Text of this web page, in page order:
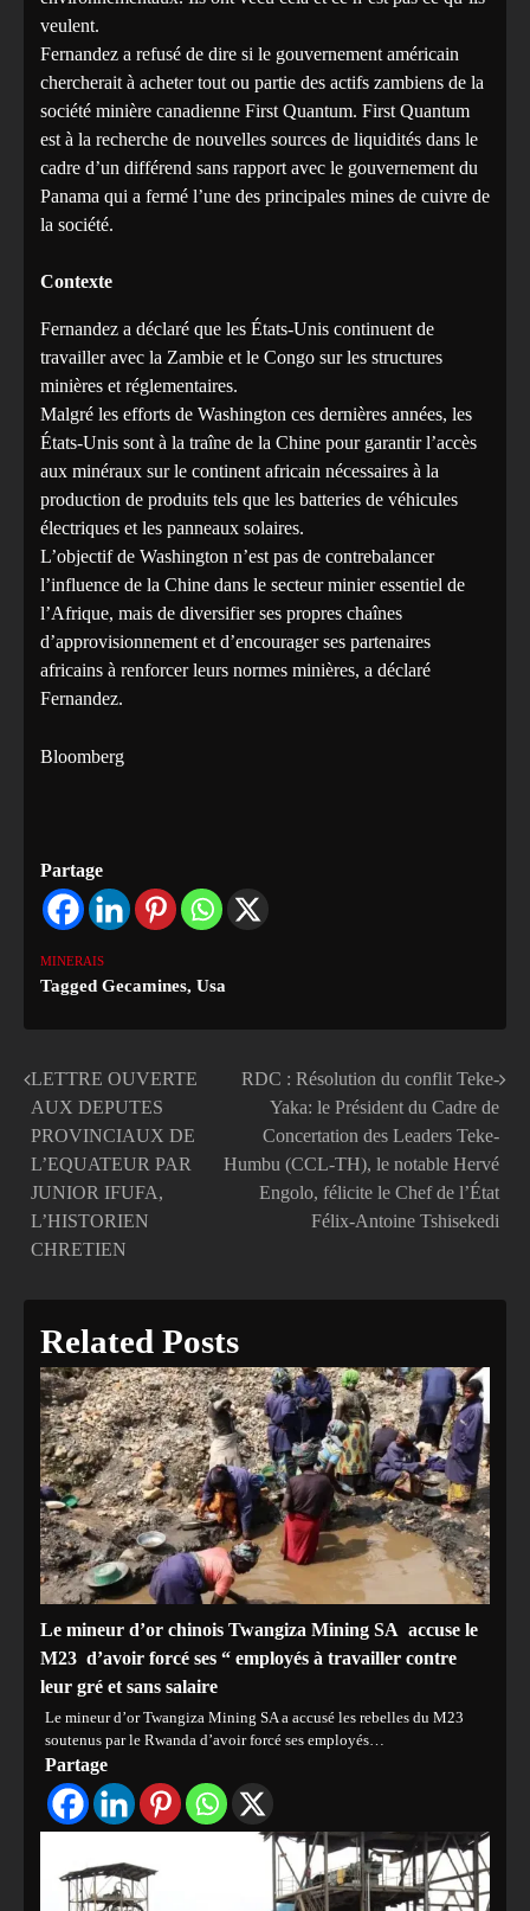
veulent.
Fernandez a refusé de dire si le gouvernement américain
chercherait à acheter tout ou partie des actifs zambiens de la
société minière canadienne First Quantum. First Quantum
est à la recherche de nouvelles sources de liquidités dans le
cadre d’un différend sans rapport avec le gouvernement du
Panama qui a fermé l’une des principales mines de cuivre de
la société.
Contexte
Fernandez a déclaré que les États-Unis continuent de
travailler avec la Zambie et le Congo sur les structures
minières et réglementaires.
Malgré les efforts de Washington ces dernières années, les
États-Unis sont à la traîne de la Chine pour garantir l’accès
aux minéraux sur le continent africain nécessaires à la
production de produits tels que les batteries de véhicules
électriques et les panneaux solaires.
L’objectif de Washington n’est pas de contrebalancer
l’influence de la Chine dans le secteur minier essentiel de
l’Afrique, mais de diversifier ses propres chaînes
d’approvisionnement et d’encourager ses partenaires
africains à renforcer leurs normes minières, a déclaré
Fernandez.
Bloomberg
Partage
MINERAIS
Tagged Gecamines, Usa
Navigation
de
l’article
LETTRE OUVERTE
AUX DEPUTES
PROVINCIAUX DE
L’EQUATEUR PAR
JUNIOR IFUFA,
L’HISTORIEN
CHRETIEN
RDC : Résolution du conflit Teke-
Yaka: le Président du Cadre de
Concertation des Leaders Teke-
Humbu (CCL-TH), le notable Hervé
Engolo, félicite le Chef de l’État
Félix-Antoine Tshisekedi
Related Posts
Le mineur d’or chinois Twangiza Mining SA accuse le
M23 d’avoir forcé ses “ employés à travailler contre
leur gré et sans salaire
Le mineur d’or Twangiza Mining SA a accusé les rebelles du M23
soutenus par le Rwanda d’avoir forcé ses employés…
Partage